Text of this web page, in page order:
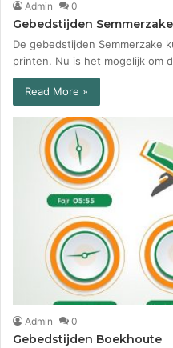
Admin 0
Gebedstijden Semmerzake
De gebedstijden Semmerzake
printen. Nu is het mogelijk om
Read More »
Admin 0
Gebedstijden Boekhoute